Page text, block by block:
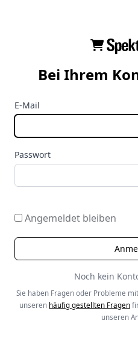
Bei Ihrem
E-Mail
Passwort
Angemeldet bleiben
Noch kein
Sie haben Fragen oder Probleme
unseren häufig gestellten Fragen
unseren